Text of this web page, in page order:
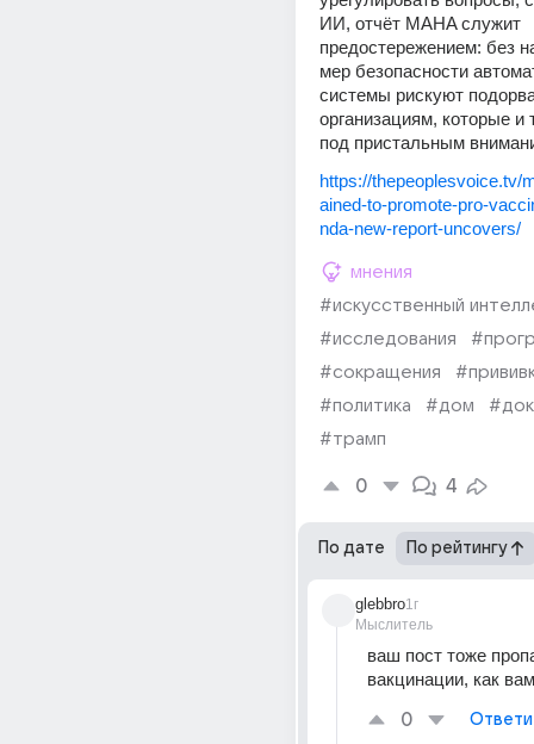
ИИ, отчёт MAHA служит
предостережением: без
мер безопасности
системы рискуют
организациям, которые и
под пристальным
https://thepeoplesvoice.tv/
ained-to-promote-pro-
nda-new-report-uncovers/
мнения
#искусственный
#исследования
#сокращения
#политика
#дом
#трамп
0 4
По дате По рейтингу
glebbro
Мыслитель
1г
ваш пост тоже
вакцинации, как
0